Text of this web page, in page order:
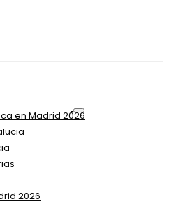
en Madrid 2026
2026